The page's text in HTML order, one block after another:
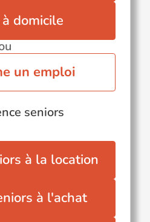
domicile
un emploi
seniors
à la location
à l'achat